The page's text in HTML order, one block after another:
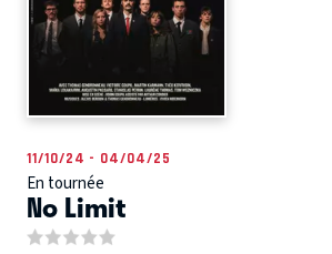
11/10/24 - 04/04/25
En tournée
No Limit